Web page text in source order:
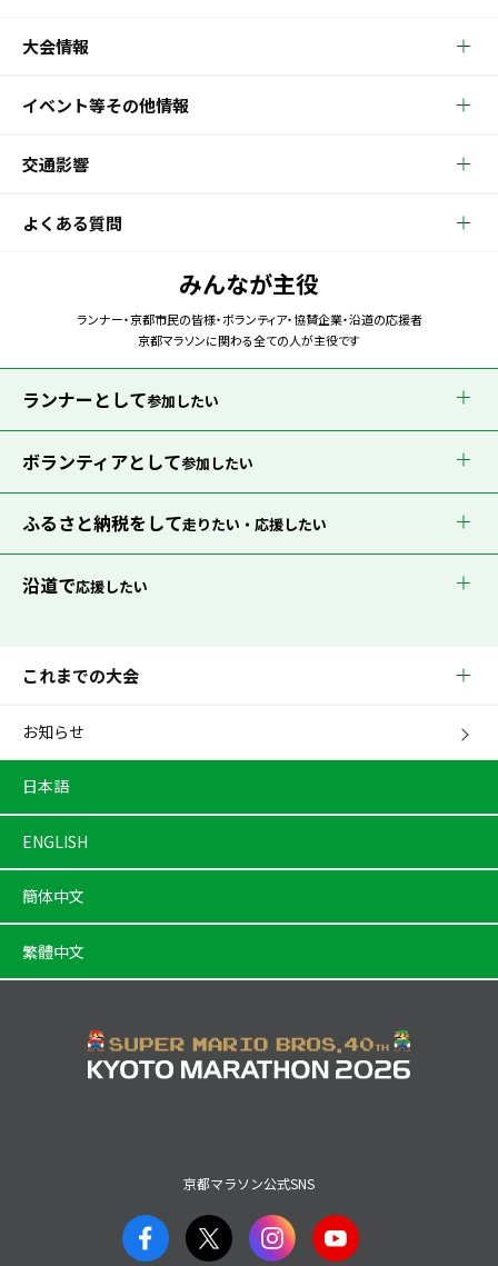
大会情報
イベント等その他情報
交通影響
よくある質問
みんなが主役
ランナー・京都市民の皆様・ボランティア・協賛企業・沿道の応援者
京都マラソンに関わる全ての人が主役です
ランナーとして参加したい
ボランティアとして参加したい
ふるさと納税をして走りたい・応援したい
沿道で応援したい
これまでの大会
お知らせ
日本語
ENGLISH
簡体中文
繁體中文
京都マラソン公式SNS